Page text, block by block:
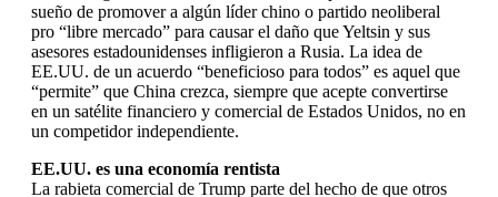
sueño de promover a algún líder chino o partido neoliberal
pro “libre mercado” para causar el daño que Yeltsin y sus
asesores estadounidenses infligieron a Rusia. La idea de
EE.UU. de un acuerdo “beneficioso para todos” es aquel que
“permite” que China crezca, siempre que acepte convertirse
en un satélite financiero y comercial de Estados Unidos, no en
un competidor independiente.
EE.UU. es una economía rentista
La rabieta comercial de Trump parte del hecho de que otros